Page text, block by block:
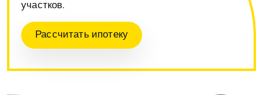
участков.
Рассчитать ипотеку